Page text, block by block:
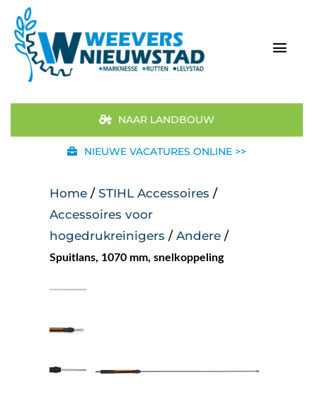
naar
inhoud
Aanbod
STIHL
Occasions
NAAR LANDBOUW
NIEUWE VACATURES ONLINE >>
Home / STIHL Accessoires /
Accessoires voor
hogedrukreinigers / Andere /
Spuitlans, 1070 mm, snelkoppeling